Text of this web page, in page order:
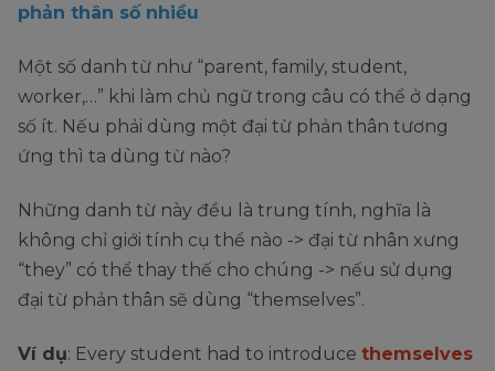
phản thân số nhiều
Một số danh từ như “parent, family, student,
worker,…” khi làm chủ ngữ trong câu có thể ở dạng
số ít. Nếu phải dùng một đại từ phản thân tương
ứng thì ta dùng từ nào?
Những danh từ này đều là trung tính, nghĩa là
không chỉ giới tính cụ thể nào -> đại từ nhân xưng
“they” có thể thay thế cho chúng -> nếu sử dụng
đại từ phản thân sẽ dùng “themselves”.
Ví dụ: Every student had to introduce themselves